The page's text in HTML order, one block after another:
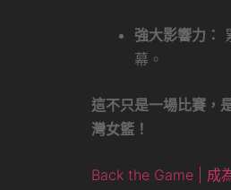
強大影響力：
幕。
這不只是一場比賽，
灣女籃！
Back the Game | 成